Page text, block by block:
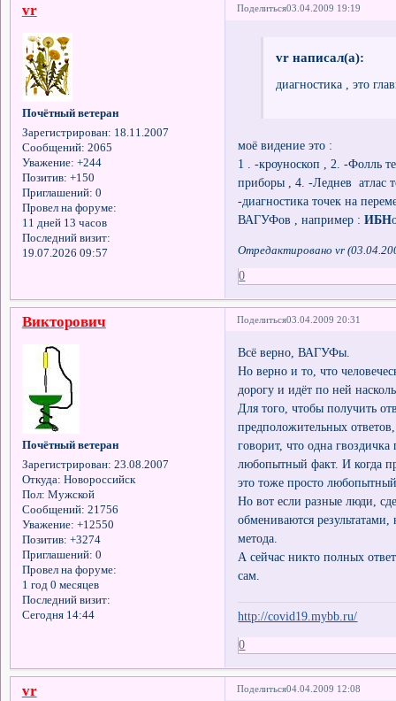
Поделиться03.04.2009 19:19
vr
Почётный ветеран
Зарегистрирован: 18.11.2007
Сообщений: 2065
Уважение: +244
Позитив: +150
Приглашений: 0
Провел на форуме:
11 дней 13 часов
Последний визит:
19.07.2026 09:57
vr написал(а):
диагностика , это
моё видение это :
1 . -кроуноскоп , 2. -Фолль
приборы , 4. -Леднев
-диагностика точек на
ВАГУФов , например :ИБН
Отредактировано vr
0
Поделиться03.04.2009 20:31
Викторович
Почётный ветеран
Зарегистрирован: 23.08.2007
Откуда: Новороссийск
Пол: Мужской
Сообщений: 21756
Уважение: +12550
Позитив: +3274
Приглашений: 0
Провел на форуме:
1 год 0 месяцев
Последний визит:
Сегодня 14:44
Всё верно, ВАГУФы.
Но верно и то, что
дорогу и идёт по ней
Для того, чтобы получить
предположительных
говорит, что одна
любопытный факт. И когда
это тоже просто
Но вот если разные люди,
обмениваются
метода.
А сейчас никто полных
сам.
http://covid19.mybb.ru/
0
Поделиться04.04.2009 12:08
vr